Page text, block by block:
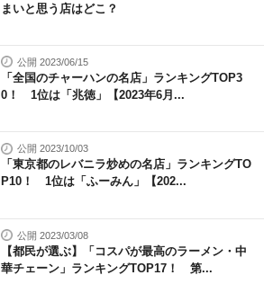
まいと思う店はどこ？
公開 2023/06/15
「全国のチャーハンの名店」ランキングTOP3
0！ 1位は「兆徳」【2023年6月...
公開 2023/10/03
「東京都のレバニラ炒めの名店」ランキングTO
P10！ 1位は「ふーみん」【202...
公開 2023/03/08
【都民が選ぶ】「コスパが最高のラーメン・中
華チェーン」ランキングTOP17！ 第...